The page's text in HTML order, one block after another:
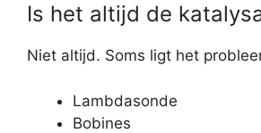
Is het altijd de
Niet altijd. Soms ligt het
Lambdasonde
Bobines